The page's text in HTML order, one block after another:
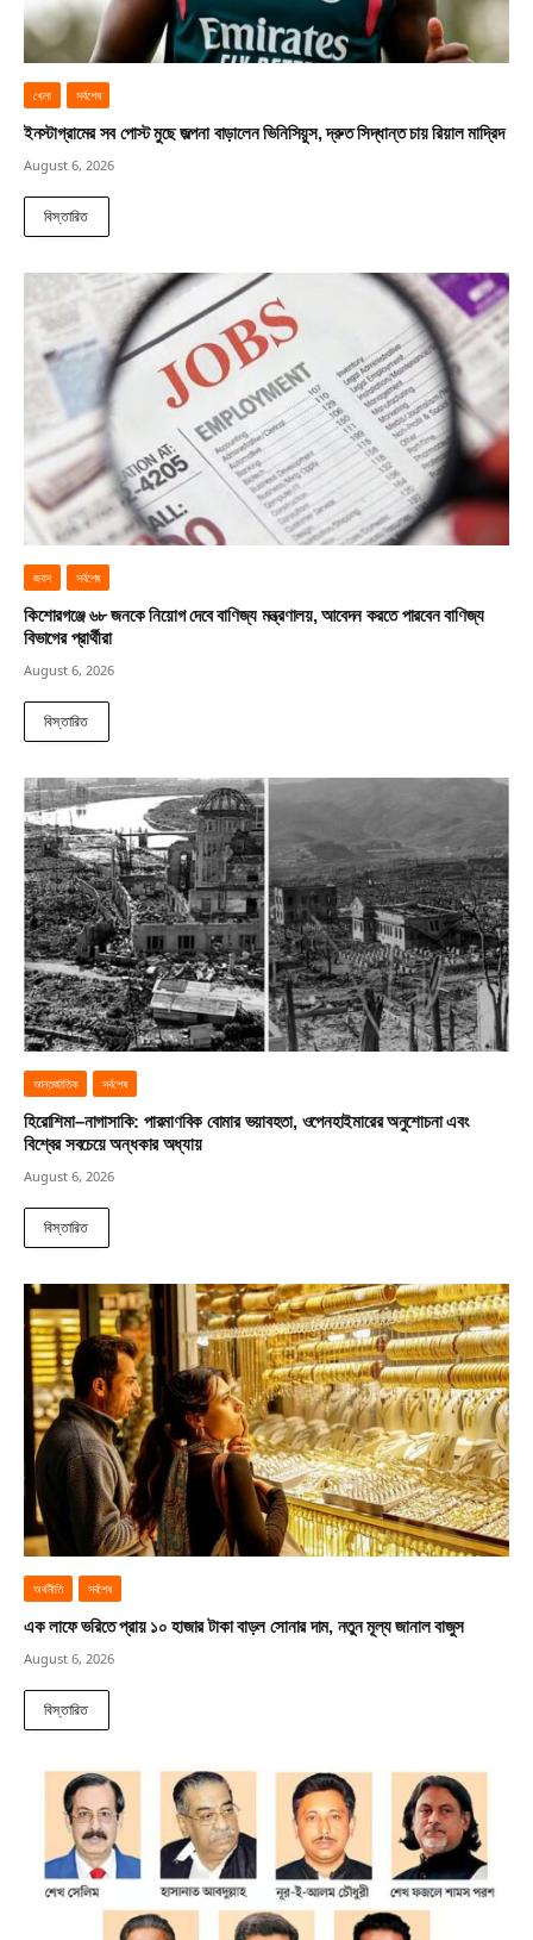
খেলা সর্বশেষ
ইনস্টাগ্রামের সব পোস্ট মুছে জল্পনা বাড়ালেন ভিনিসিয়ুস, দ্রুত সিদ্ধান্ত চায় রিয়াল মাদ্রিদ
August 6, 2026
বিস্তারিত
জবস সর্বশেষ
কিশোরগঞ্জে ৬৮ জনকে নিয়োগ দেবে বাণিজ্য মন্ত্রণালয়, আবেদন করতে পারবেন বাণিজ্য
বিভাগের প্রার্থীরা
August 6, 2026
বিস্তারিত
আন্তর্জাতিক সর্বশেষ
হিরোশিমা–নাগাসাকি: পারমাণবিক বোমার ভয়াবহতা, ওপেনহাইমারের অনুশোচনা এবং
বিশ্বের সবচেয়ে অন্ধকার অধ্যায়
August 6, 2026
বিস্তারিত
অর্থনীতি সর্বশেষ
এক লাফে ভরিতে প্রায় ১০ হাজার টাকা বাড়ল সোনার দাম, নতুন মূল্য জানাল বাজুস
August 6, 2026
বিস্তারিত